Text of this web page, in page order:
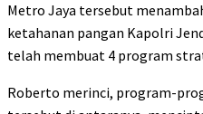
Metro Jaya tersebut
ketahanan pangan Kapolri
telah membuat 4 program
Roberto merinci, program-